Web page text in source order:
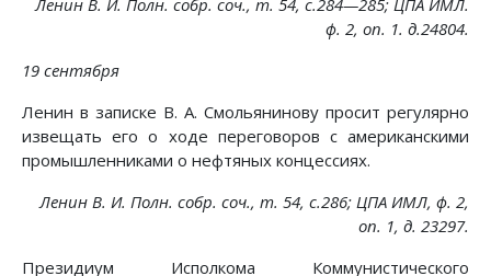
ф. 2, on. 1. д.24804.
19 сентября
Ленин в записке В. А. Смольянинову просит регулярно
извещать его о ходе переговоров с американскими
промышленниками о нефтяных концессиях.
Ленин В. И. Полн. собр. соч., т. 54, с.286; ЦПА ИМЛ, ф. 2,
on. 1, д. 23297.
Президиум Исполкома Коммунистического